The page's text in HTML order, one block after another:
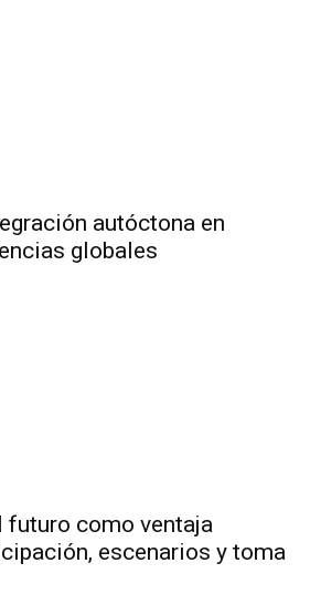
autóctona en
globales
futuro como ventaja
escenarios y toma